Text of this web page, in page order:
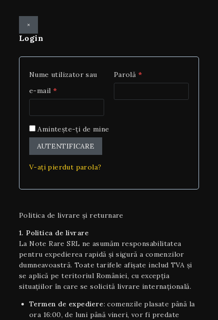
×
Login
Nume utilizator sau
e-mail *
Parolă *
Amintește-ți de mine
AUTENTIFICARE
V-ați pierdut parola?
Politica de livrare și returnare
1. Politica de livrare
La Note Rare SRL ne asumăm responsabilitatea
pentru expedierea rapidă și sigură a comenzilor
dumneavoastră. Toate tarifele afișate includ TVA și
se aplică pe teritoriul României, cu excepția
situaţiilor în care se solicită livrare internaţională.
Termen de expediere: comenzile plasate până la
ora 16:00, de luni până vineri, vor fi predate